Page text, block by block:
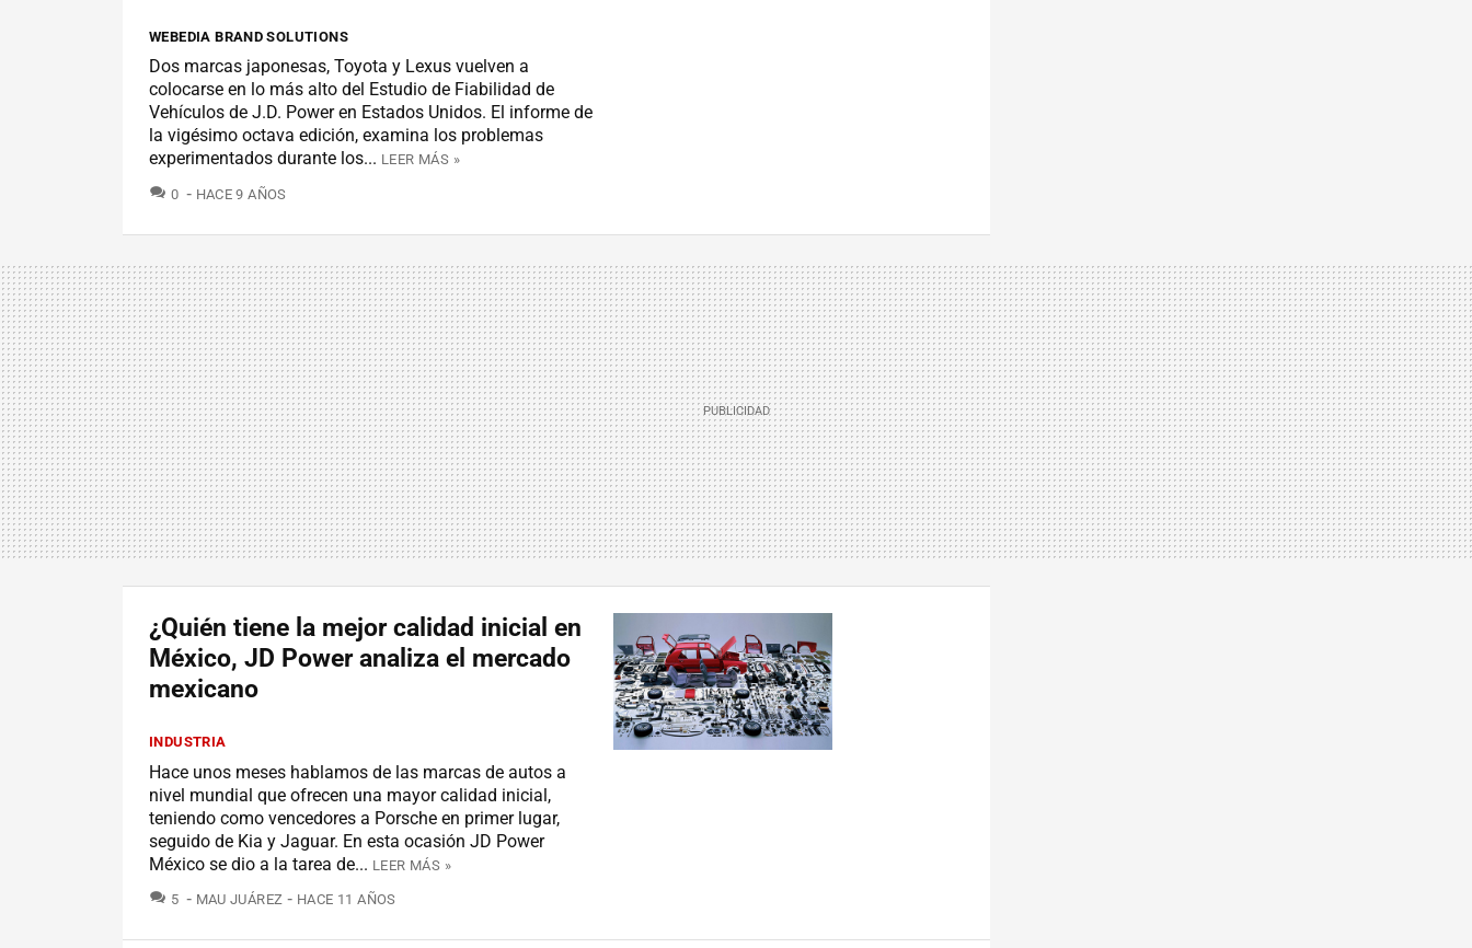
WEBEDIA BRAND SOLUTIONS
Dos marcas japonesas, Toyota y Lexus vuelven a
colocarse en lo más alto del Estudio de Fiabilidad de
Vehículos de J.D. Power en Estados Unidos. El informe de
la vigésimo octava edición, examina los problemas
experimentados durante los... LEER MÁS »
0 COMENTARIOS
HACE 9 AÑOS
¿Quién tiene la mejor calidad inicial en
México, JD Power analiza el mercado
mexicano
INDUSTRIA
Hace unos meses hablamos de las marcas de autos a
nivel mundial que ofrecen una mayor calidad inicial,
teniendo como vencedores a Porsche en primer lugar,
seguido de Kia y Jaguar. En esta ocasión JD Power
México se dio a la tarea de... LEER MÁS »
5 COMENTARIOS
MAU JUÁREZ HACE 11 AÑOS